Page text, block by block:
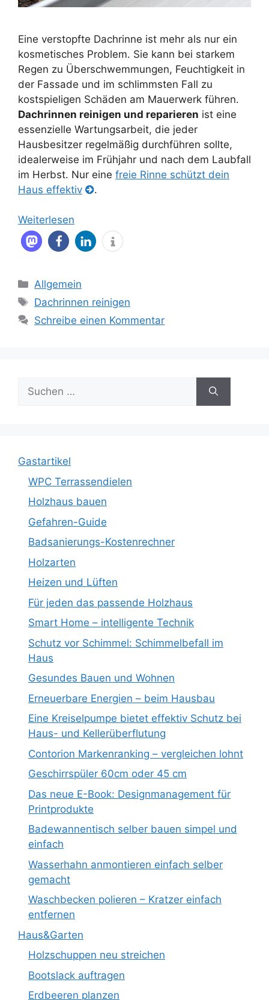
Eine verstopfte Dachrinne ist mehr als nur ein
kosmetisches Problem. Sie kann bei starkem
Regen zu Überschwemmungen, Feuchtigkeit in
der Fassade und im schlimmsten Fall zu
kostspieligen Schäden am Mauerwerk führen.
Dachrinnen reinigen und reparieren ist eine
essenzielle Wartungsarbeit, die jeder
Hausbesitzer regelmäßig durchführen sollte,
idealerweise im Frühjahr und nach dem Laubfall
im Herbst. Nur eine freie Rinne schützt dein
Haus effektiv
.
Weiterlesen
Kategorien
Allgemein
Schlagwörter
Dachrinnen reinigen
Schreibe einen Kommentar
Suche
nach:
Gastartikel
WPC Terrassendielen
Holzhaus bauen
Gefahren-Guide
Badsanierungs-Kostenrechner
Holzarten
Heizen und Lüften
Für jeden das passende Holzhaus
Smart Home – intelligente Technik
Schutz vor Schimmel: Schimmelbefall im
Haus
Gesundes Bauen und Wohnen
Erneuerbare Energien – beim Hausbau
Eine Kreiselpumpe bietet effektiv Schutz bei
Haus- und Kellerüberflutung
Contorion Markenranking – vergleichen lohnt
Geschirrspüler 60cm oder 45 cm
Das neue E-Book: Designmanagement für
Printprodukte
Badewannentisch selber bauen simpel und
einfach
Wasserhahn anmontieren einfach selber
gemacht
Waschbecken polieren – Kratzer einfach
entfernen
Haus&Garten
Holzschuppen neu streichen
Bootslack auftragen
Erdbeeren planzen